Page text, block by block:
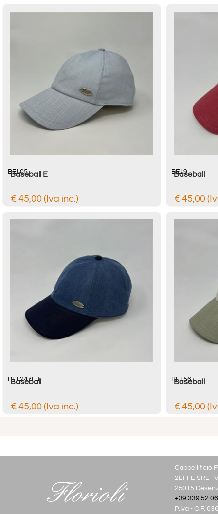
BEL05
Baseball E
€ 45,00 (Iva inc.)
BEL9
Baseball
€ 45,00
BEL247EJ
Baseball
€ 45,00 (Iva inc.)
BEL56
Baseball
€ 45,00
Cappellificio
2EFFE SRL -
25015
+39 339 52
P.Iva - C.F.